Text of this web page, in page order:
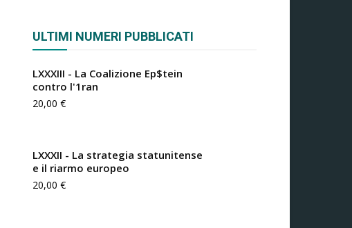
ULTIMI NUMERI PUBBLICATI
LXXXIII - La Coalizione Ep$tein
contro l'1ran
20,00 €
LXXXII - La strategia statunitense
e il riarmo europeo
20,00 €